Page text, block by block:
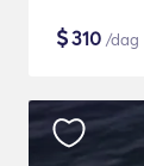
$310 /dag